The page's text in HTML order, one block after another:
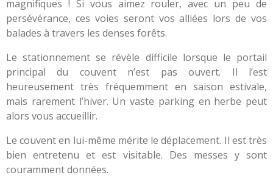
magnifiques ! Si vous aimez rouler, avec un peu de
persévérance, ces voies seront vos alliées lors de vos
balades à travers les denses forêts.
Le stationnement se révèle difficile lorsque le portail
principal du couvent n’est pas ouvert. Il l’est
heureusement très fréquemment en saison estivale,
mais rarement l’hiver. Un vaste parking en herbe peut
alors vous accueillir.
Le couvent en lui-même mérite le déplacement. Il est très
bien entretenu et est visitable. Des messes y sont
couramment données.